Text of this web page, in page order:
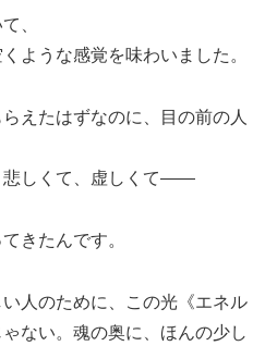
、
ような感覚を味わいました。
えたはずなのに、目の前の人
悲しくて、虚しくて——
きたんです。
人のために、この光《エネル
ない。魂の奥に、ほんの少し